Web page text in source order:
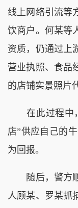
线上网络引流等
饮商户。何某等
资质，仍通过上
营业执照、食品
的店铺实景照片
在此过程中，
店”供应自己的
为回报。
随后，警方顺
人顾某、罗某抓